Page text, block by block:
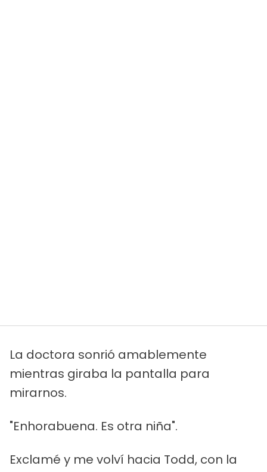
La doctora sonrió amablemente
mientras giraba la pantalla para
mirarnos.
"Enhorabuena. Es otra niña".
Exclamé y me volví hacia Todd, con la